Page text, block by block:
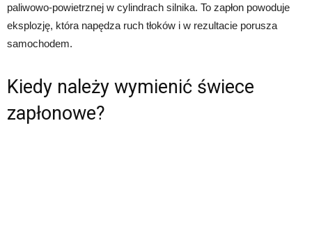
paliwowo-powietrznej w cylindrach silnika. To zapłon powoduje
eksplozję, która napędza ruch tłoków i w rezultacie porusza
samochodem.
Kiedy należy wymienić świece
zapłonowe?